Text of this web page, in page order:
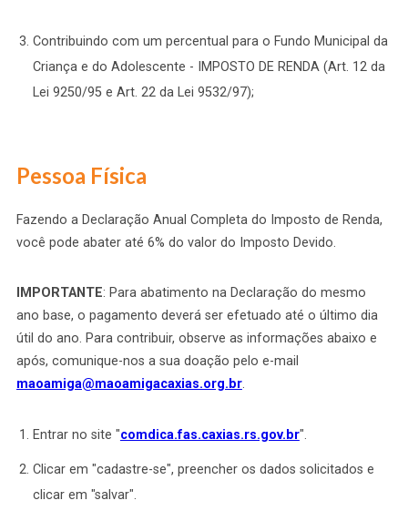
Contribuindo com um percentual para o Fundo Municipal da
Criança e do Adolescente - IMPOSTO DE RENDA (Art. 12 da
Lei 9250/95 e Art. 22 da Lei 9532/97);
Pessoa Física
Fazendo a Declaração Anual Completa do Imposto de Renda,
você pode abater até 6% do valor do Imposto Devido.
IMPORTANTE: Para abatimento na Declaração do mesmo
ano base, o pagamento deverá ser efetuado até o último dia
útil do ano. Para contribuir, observe as informações abaixo e
após, comunique-nos a sua doação pelo e-mail
maoamiga@maoamigacaxias.org.br.
Entrar no site "comdica.fas.caxias.rs.gov.br".
Clicar em "cadastre-se", preencher os dados solicitados e
clicar em "salvar".